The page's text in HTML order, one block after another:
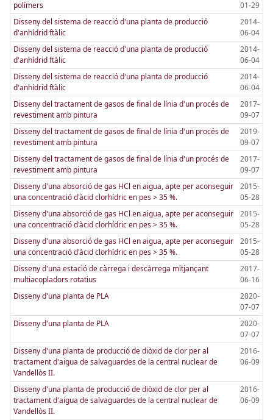
polímers
01-29
Disseny del sistema de reacció d'una planta de producció
d'anhídrid ftàlic
2014-
06-04
Disseny del sistema de reacció d'una planta de producció
d'anhídrid ftàlic
2014-
06-04
Disseny del sistema de reacció d'una planta de producció
d'anhídrid ftàlic
2014-
06-04
Disseny del tractament de gasos de final de línia d'un procés de
revestiment amb pintura
2017-
09-07
Disseny del tractament de gasos de final de línia d'un procés de
revestiment amb pintura
2019-
09-07
Disseny del tractament de gasos de final de línia d'un procés de
revestiment amb pintura
2017-
09-07
Disseny d'una absorció de gas HCl en aigua, apte per aconseguir
una concentració d'àcid clorhídric en pes > 35 %.
2015-
05-28
Disseny d'una absorció de gas HCl en aigua, apte per aconseguir
una concentració d'àcid clorhídric en pes > 35 %.
2015-
05-28
Disseny d'una absorció de gas HCl en aigua, apte per aconseguir
una concentració d'àcid clorhídric en pes > 35 %.
2015-
05-28
Disseny d'una estació de càrrega i descàrrega mitjançant
multiacopladors rotatius
2017-
06-16
Disseny d'una planta de PLA
2020-
07-07
Disseny d'una planta de PLA
2020-
07-07
Disseny d'una planta de producció de diòxid de clor per al
tractament d'aigua de salvaguardes de la central nuclear de
Vandellòs II.
2016-
06-09
Disseny d'una planta de producció de diòxid de clor per al
tractament d'aigua de salvaguardes de la central nuclear de
Vandellòs II.
2016-
06-09